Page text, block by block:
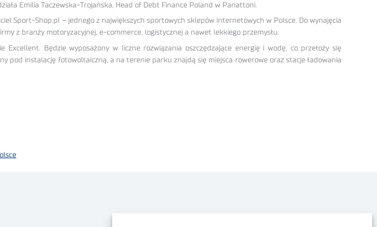
Emilia Taczewska-Trojańska, Head of Debt Finance Poland w Panattoni.
Sport-Shop.pl – jednego z największych sportowych sklepów internetowych w Polsce. Do wynajęcia
z branży motoryzacyjnej, e-commerce, logistycznej a nawet lekkiego przemysłu.
Będzie wyposażony w liczne rozwiązania oszczędzające energię i wodę, co przełoży się
pod instalację fotowoltaiczną, a na terenie parku znajdą się miejsca rowerowe oraz stacje ładowania